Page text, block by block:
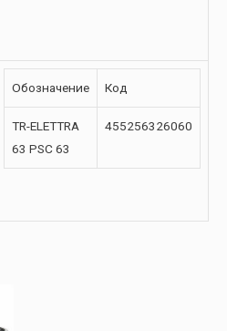
Обозначение Код
TR-ELETTRA
63 PSC 63
455256326060